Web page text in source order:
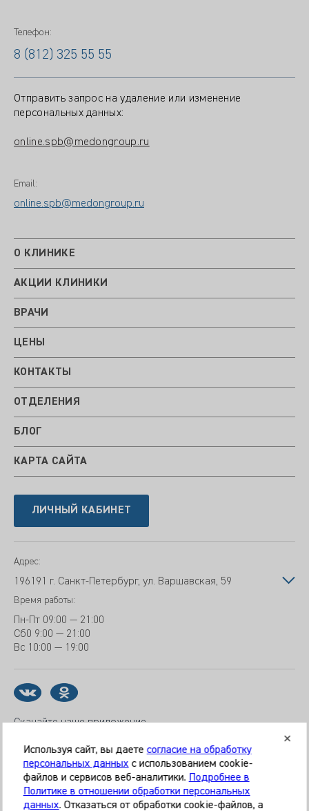
Телефон:
8 (812) 325 55 55
Отправить запрос на удаление или изменение
персональных данных:
online.spb@medongroup.ru
Email:
online.spb@medongroup.ru
О КЛИНИКЕ
АКЦИИ КЛИНИКИ
ВРАЧИ
ЦЕНЫ
КОНТАКТЫ
ОТДЕЛЕНИЯ
БЛОГ
КАРТА САЙТА
ЛИЧНЫЙ КАБИНЕТ
Адрес:
196191 г. Санкт-Петербург, ул. Варшавская, 59
Время работы:
Пн-Пт 09:00 — 21:00
Сб0 9:00 — 21:00
Вс 10:00 — 19:00
Скачайте наше приложение
© 2026 Клиника «МЕДИКАЛ ОН ГРУП»
Все права защищены
Используя сайт, вы даете согласие на обработку
персональных данныхс использованием cookie-
файлов и сервисов веб-аналитики. Подробнее в
Политике в отношении обработки персональных
данных. Отказаться от обработки cookie-файлов, а